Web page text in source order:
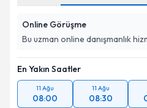
Online Görüşme
Bu uzman online danışmanlık
En Yakın Saatler
11 Ağu
08:00
11 Ağu
08:30